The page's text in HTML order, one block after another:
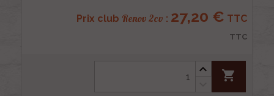
Prix club Renov 2cv : 27,20 € TTC
TTC
shopping_cart